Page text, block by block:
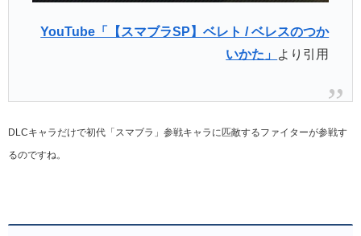
YouTube「【スマブラSP】ベレト / ベレスのつか
いかた」 より引用
DLCキャラだけで初代「スマブラ」参戦キャラに匹敵するファイターが参戦す
るのですね。